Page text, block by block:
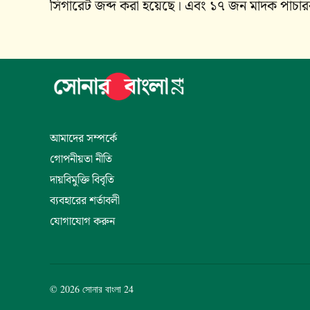
সিগারেট জব্দ করা হয়েছে। এবং ১৭ জন মাদক
আমাদের সম্পর্কে
গোপনীয়তা নীতি
দায়বিমুক্তি বিবৃতি
ব্যবহারের শর্তাবলী
যোগাযোগ করুন
© 2026 সোনার বাংলা 24